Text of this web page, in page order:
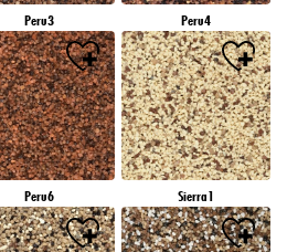
Peru3 Peru4
Peru6 Sierra1